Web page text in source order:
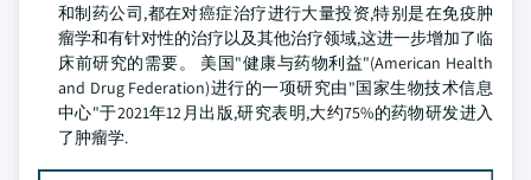
和制药公司,都在对癌症治疗进行大量投资,特别是在免疫肿
瘤学和有针对性的治疗以及其他治疗领域,这进一步增加了临
床前研究的需要。 美国"健康与药物利益"(American Health
and Drug Federation)进行的一项研究由"国家生物技术信息
中心"于2021年12月出版,研究表明,大约75%的药物研发进入
了肿瘤学.